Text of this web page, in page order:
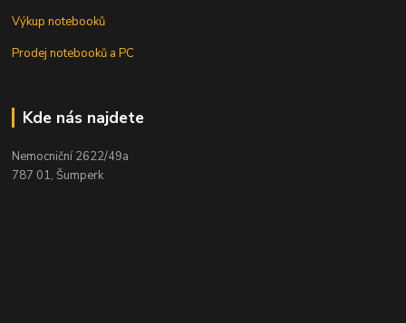
Výkup notebooků
Prodej notebooků a PC
Kde nás najdete
Nemocniční 2622/49a
787 01, Šumperk